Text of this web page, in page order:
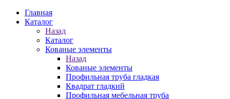
Главная
Каталог
Назад
Каталог
Кованые элементы
Назад
Кованые элементы
Профильная труба гладкая
Квадрат гладкий
Профильная мебельная труба